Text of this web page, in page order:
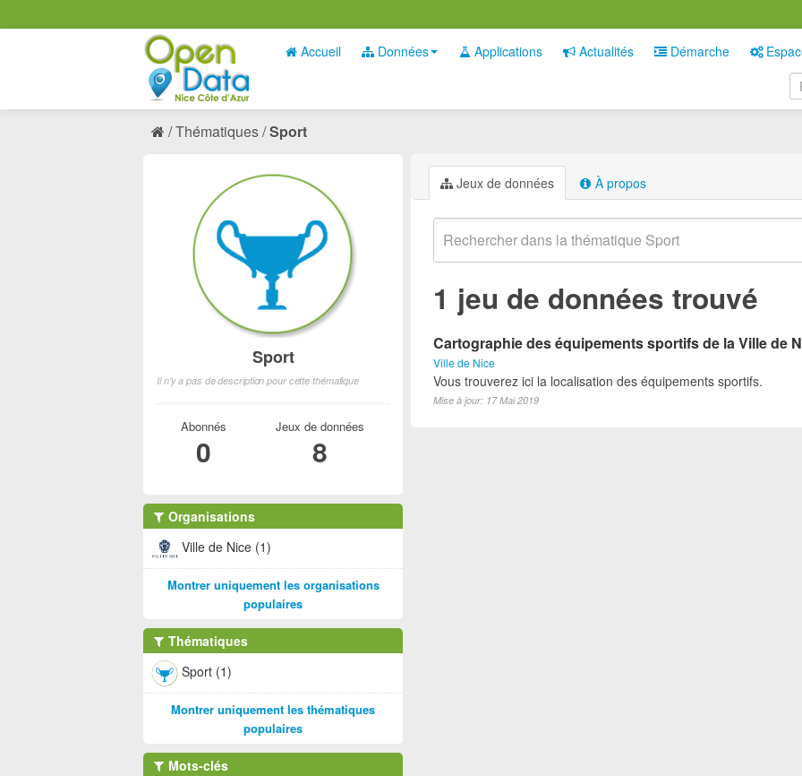
Accueil Données Applications Actualités Démarche
Thématiques Sport
Jeux de données À propos
1 jeu de données trouvé
Cartographie des équipements sportifs de la Ville de
Ville de Nice
Vous trouverez ici la localisation des équipements sportifs.
Mise à jour: 17 Mai 2019
Sport
Il n'y a pas de description pour cette thématique
Abonnés
0
Jeux de données
8
Organisations
Ville de Nice (1)
Montrer uniquement les organisations
populaires
Thématiques
Sport (1)
Montrer uniquement les thématiques
populaires
Mots-clés